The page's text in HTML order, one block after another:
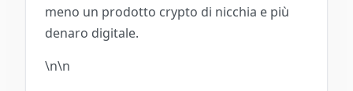
meno un prodotto crypto di nicchia e più
denaro digitale.
\n\n